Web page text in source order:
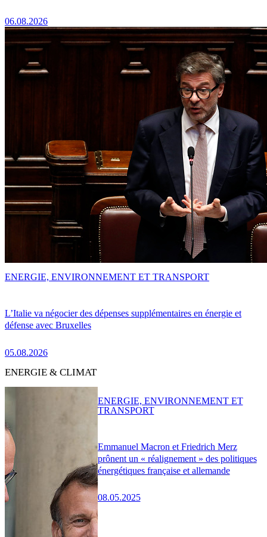
06.08.2026
L’Italie va négocier des dépenses supplémentaires en énergie et
défense avec Bruxelles
05.08.2026
ENERGIE, ENVIRONNEMENT ET TRANSPORT
ENERGIE & CLIMAT
Emmanuel Macron et Friedrich Merz
prônent un « réalignement » des politiques
énergétiques française et allemande
08.05.2025
ENERGIE, ENVIRONNEMENT ET
TRANSPORT